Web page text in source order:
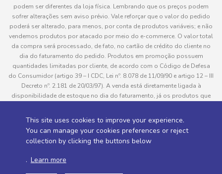
This site uses cookies to improve your experience.
You can manage your cookies preferences or reject
collection by clicking the buttons below
. Learn more
podem ser diferentes da loja física. Lembrando que os preços podem
sofrer alterações sem aviso prévio. Vale reforçar que o valor do pedido
poderá ser alterado, para menos, por conta de produtos variáveis; e não
vendemos produtos por atacado por meio do e-commerce. O valor total
da compra será processado, de fato, no cartão de crédito do cliente no
dia do faturamento do pedido. Produtos em promoção possuem
quantidades limitadas por cliente, de acordo com o Código de Defesa
do Consumidor (artigo 39 – I CDC, Lei nº. 8.078 de 11/09/90 e artigo 12 – III
Decreto nº. 2.181 de 20/03/97). A venda está diretamente ligada à
disponibilidade de estoque no dia do faturamento, já os produtos que
pedido do cliente, este não será entregue e o valor do item não será
cobrado. As fotos dos produtos no site são ilustrativas, podendo haver
divergência com o produto real e todos os pedidos estão sujeitos à
consultadas em “Política de Entregas”